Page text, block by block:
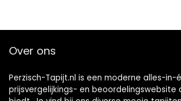
Over ons
Perzisch-Tapijt.nl is een moderne alles-in-
prijsvergelijkings- en beoordelingswebsite